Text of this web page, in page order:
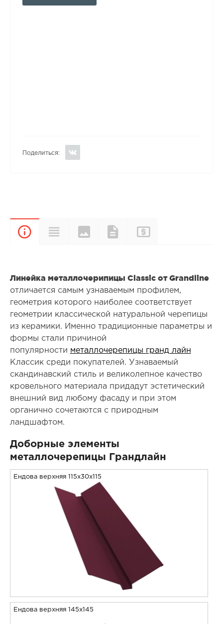
Поделиться:
ОписаниеХарактеристики
Цвета и
покрытия
Документы
Линейка металлочерипицы Classic от Grandline
отличается самым узнаваемым профилем,
геометрия которого наиболее соответствует
геометрии классической натуральной черепицы
из керамики. Именно традиционные параметры и
формы стали причиной
популярности металлочерепицы гранд лайн
Классик среди покупателей. Узнаваемый
скандинавский стиль и великолепное качество
кровельного материала придадут эстетический
внешний вид любому фасаду и при этом
органично сочетаются с природным
ландшафтом.
Доборные элементы
металлочерепицы Грандлайн
Ендова верхняя 115x30x115
Ендова верхняя 145х145